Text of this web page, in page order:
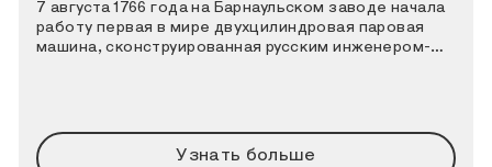
7 августа 1766 года на Барнаульском заводе начала
работу первая в мире двухцилиндровая паровая
машина, сконструированная русским инженером-
Узнать больше